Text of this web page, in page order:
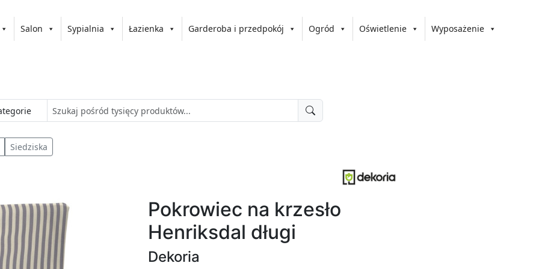
Salon Sypialnia Łazienka Garderoba i przedpokój Ogród Oświetlenie Wyposażenie
Siedziska
Pokrowiec na krzesło
Henriksdal długi
Dekoria